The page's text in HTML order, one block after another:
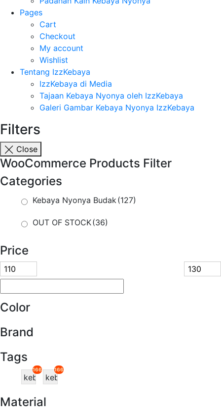
Pages
Cart
Checkout
My account
Wishlist
Tentang IzzKebaya
IzzKebaya di Media
Tajaan Kebaya Nyonya oleh IzzKebaya
Galeri Gambar Kebaya Nyonya IzzKebaya
Filters
Close
WooCommerce Products Filter
Categories
Kebaya Nyonya Budak (127)
OUT OF STOCK(36)
Price
Color
Brand
Tags
166
kebaya
budak
166
kebaya
Material